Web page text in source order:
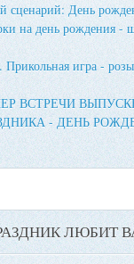
сценарий: День
на день рождения -
Прикольная игра -
ВСТРЕЧИ
- ДЕНЬ
ЛЮБИТ